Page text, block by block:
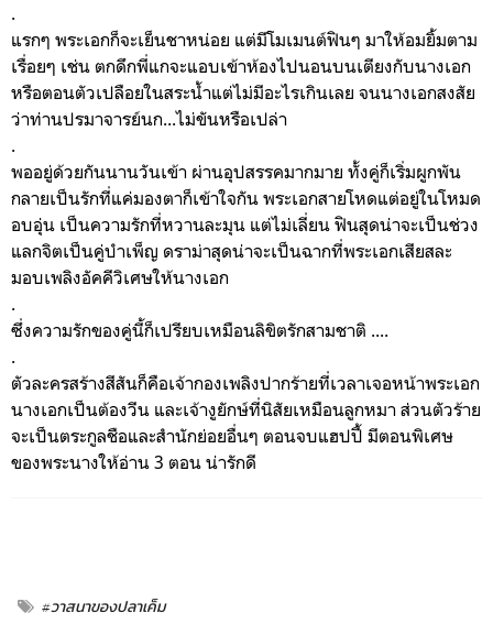
.
แรกๆ พระเอกก็จะเย็นชาหน่อย แต่มีโมเมนต์ฟินๆ มาให้อมยิ้มตาม
เรื่อยๆ เช่น ตกดึกพี่แกจะแอบเข้าห้องไปนอนบนเตียงกับนางเอก
หรือตอนตัวเปลือยในสระน้ำแต่ไม่มีอะไรเกินเลย จนนางเอกสงสัย
ว่าท่านปรมาจารย์นก...ไม่ขันหรือเปล่า
.
พออยู่ด้วยกันนานวันเข้า ผ่านอุปสรรคมากมาย ทั้งคู่ก็เริ่มผูกพัน
กลายเป็นรักที่แค่มองตาก็เข้าใจกัน พระเอกสายโหดแต่อยู่ในโหมด
อบอุ่น เป็นความรักที่หวานละมุน แต่ไม่เลี่ยน ฟินสุดน่าจะเป็นช่วง
แลกจิตเป็นคู่บำเพ็ญ ดราม่าสุดน่าจะเป็นฉากที่พระเอกเสียสละ
มอบเพลิงอัคคีวิเศษให้นางเอก
.
ซึ่งความรักของคู่นี้ก็เปรียบเหมือนลิขิตรักสามชาติ ....
.
ตัวละครสร้างสีสันก็คือเจ้ากองเพลิงปากร้ายที่เวลาเจอหน้าพระเอก
นางเอกเป็นต้องวีน และเจ้างูยักษ์ที่นิสัยเหมือนลูกหมา ส่วนตัวร้าย
จะเป็นตระกูลชือและสำนักย่อยอื่นๆ ตอนจบแฮปปี้ มีตอนพิเศษ
ของพระนางให้อ่าน 3 ตอน น่ารักดี
#วาสนาของปลาเค็ม